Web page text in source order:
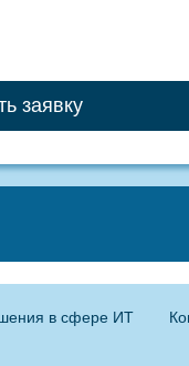
заявку
в сфере ИТ